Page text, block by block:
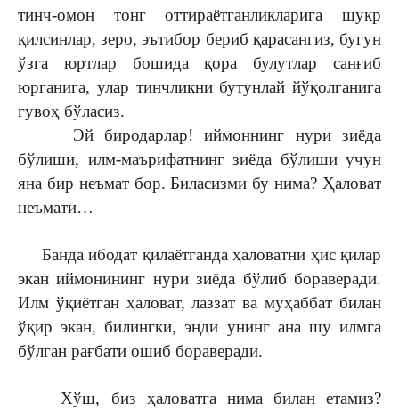
тинч-омон тонг оттираётганликларига шукр
қилсинлар, зеро, эътибор бериб қарасангиз, бугун
ўзга юртлар бошида қора булутлар санғиб
юрганига, улар тинчликни бутунлай йўқолганига
гувоҳ бўласиз.
Эй биродарлар! иймоннинг нури зиёда
бўлиши, илм-маърифатнинг зиёда бўлиши учун
яна бир неъмат бор. Биласизми бу нима? Ҳаловат
неъмати…
Банда ибодат қилаётганда ҳаловатни ҳис қилар
экан иймонининг нури зиёда бўлиб бораверади.
Илм ўқиётган ҳаловат, лаззат ва муҳаббат билан
ўқир экан, билингки, энди унинг ана шу илмга
бўлган рағбати ошиб бораверади.
Хўш, биз ҳаловатга нима билан етамиз?